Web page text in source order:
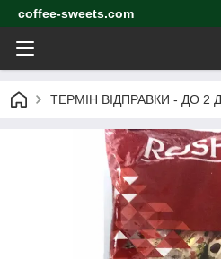
coffee-sweets.com
ТЕРМІН ВІДПРАВКИ - ДО